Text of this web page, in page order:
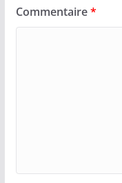
Commentaire*